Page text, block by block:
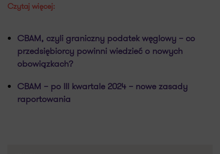
Czytaj więcej:
CBAM, czyli graniczny podatek węglowy – co
przedsiębiorcy powinni wiedzieć o nowych
obowiązkach?
CBAM – po III kwartale 2024 – nowe zasady
raportowania